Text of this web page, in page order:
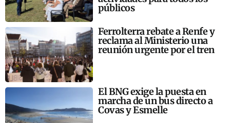
públicos
Ferrolterra rebate a Renfe y
reclama al Ministerio una
reunión urgente por el tren
El BNG exige la puesta en
marcha de un bus directo a
Covas y Esmelle